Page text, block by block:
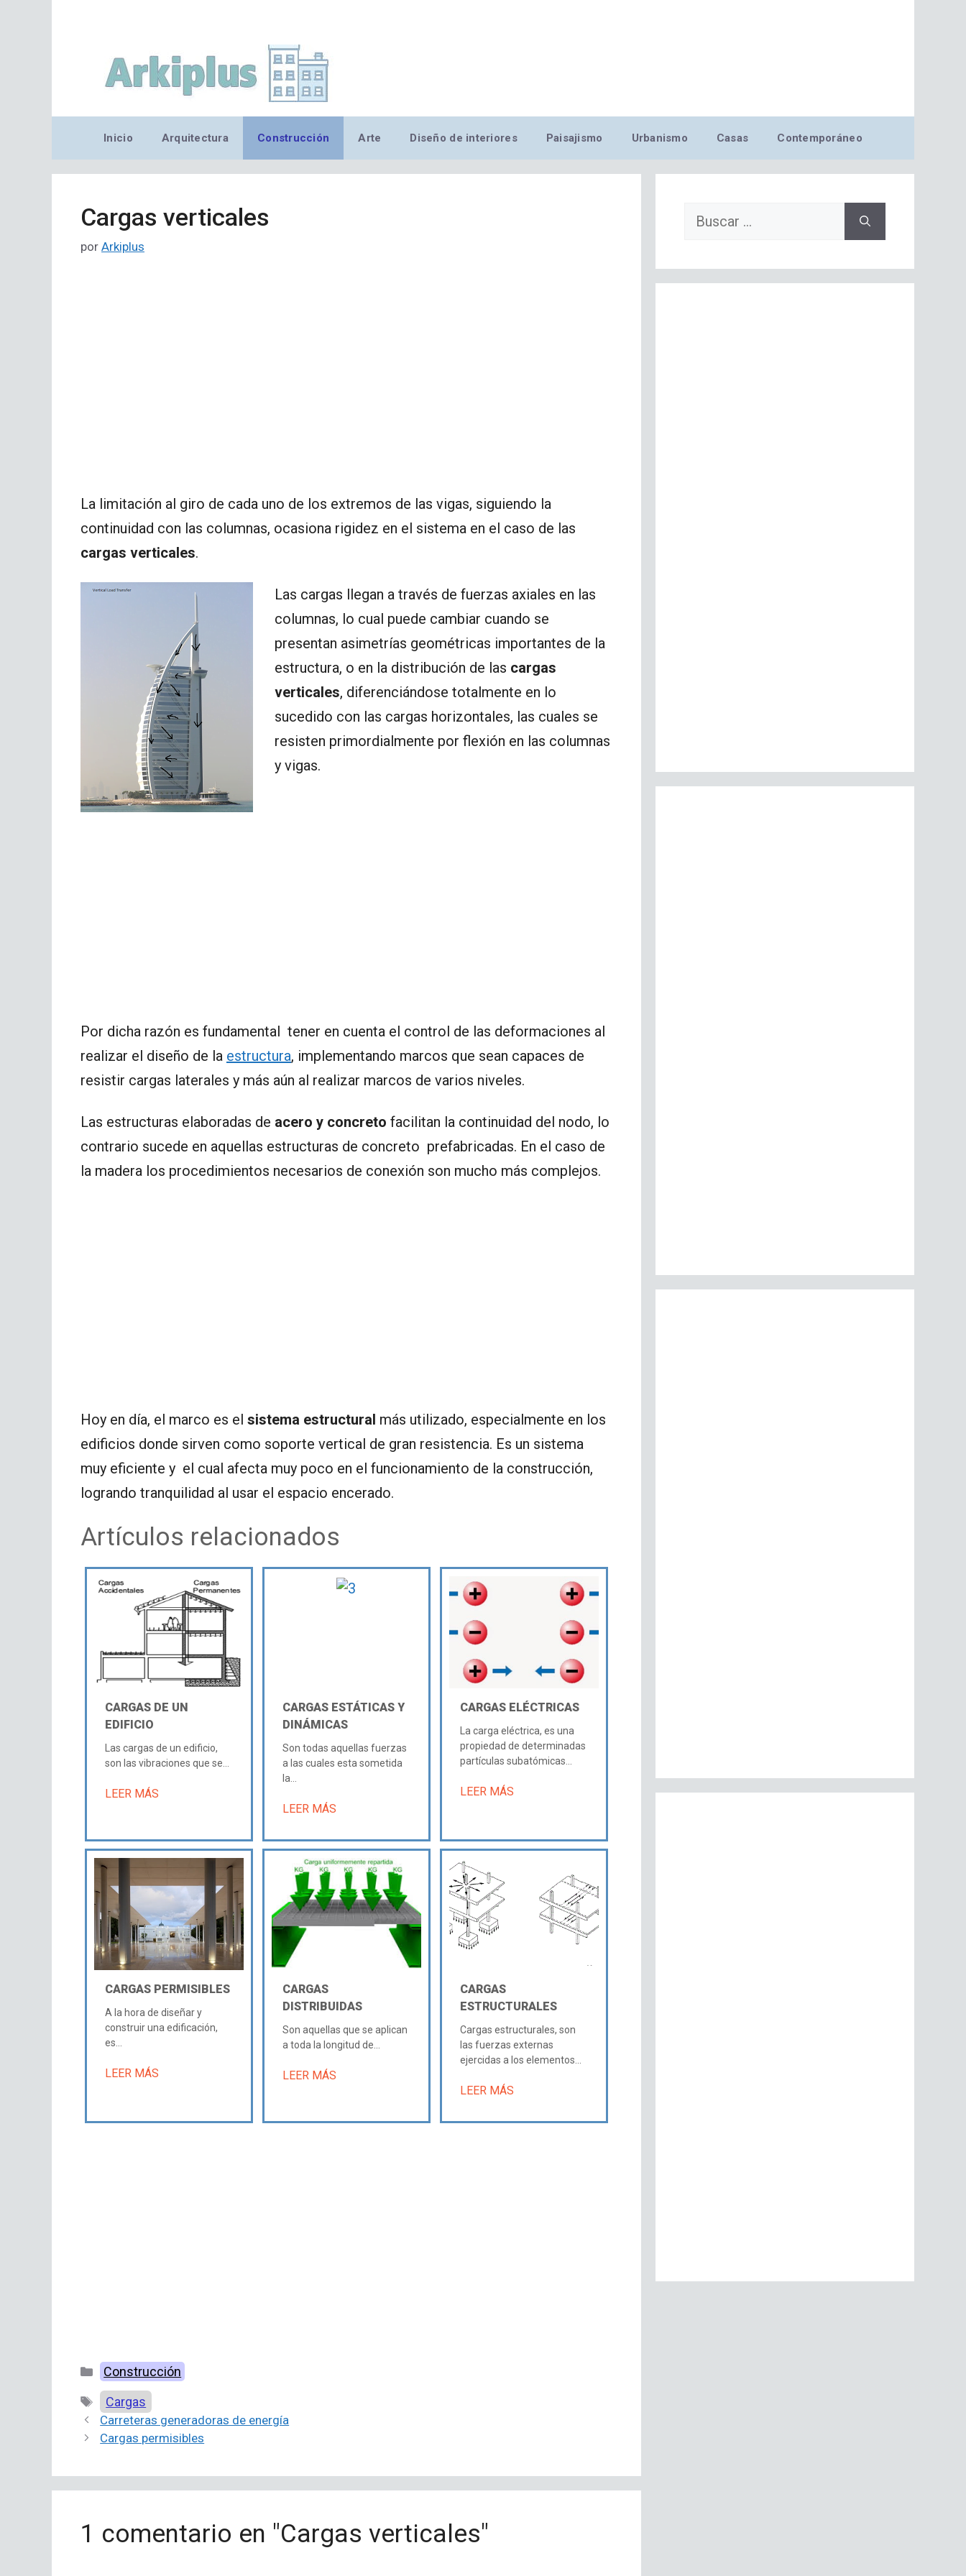
Inicio Arquitectura Construcción Arte Diseño de interiores Paisajismo Urbanismo Casas Contemporáneo
Cargas verticales
por Arkiplus
La limitación al giro de cada uno de los extremos de las vigas, siguiendo la
continuidad con las columnas, ocasiona rigidez en el sistema en el caso de las
cargas verticales.
Las cargas llegan a través de fuerzas axiales en las
columnas, lo cual puede cambiar cuando se
presentan asimetrías geométricas importantes de la
estructura, o en la distribución de las cargas
verticales, diferenciándose totalmente en lo
sucedido con las cargas horizontales, las cuales se
resisten primordialmente por flexión en las columnas
y vigas.
Por dicha razón es fundamental tener en cuenta el control de las deformaciones al
realizar el diseño de la estructura, implementando marcos que sean capaces de
resistir cargas laterales y más aún al realizar marcos de varios niveles.
Las estructuras elaboradas de acero y concreto facilitan la continuidad del nodo, lo
contrario sucede en aquellas estructuras de concreto prefabricadas. En el caso de
la madera los procedimientos necesarios de conexión son mucho más complejos.
Hoy en día, el marco es el sistema estructural más utilizado, especialmente en los
edificios donde sirven como soporte vertical de gran resistencia. Es un sistema
muy eficiente y el cual afecta muy poco en el funcionamiento de la construcción,
logrando tranquilidad al usar el espacio encerado.
Artículos relacionados
CARGAS DE UN
EDIFICIO
Las cargas de un edificio,
son las vibraciones que se...
LEER MÁS
CARGAS ESTÁTICAS Y
DINÁMICAS
Son todas aquellas fuerzas
a las cuales esta sometida
la...
LEER MÁS
CARGAS ELÉCTRICAS
La carga eléctrica, es una
propiedad de determinadas
partículas subatómicas...
LEER MÁS
CARGAS PERMISIBLES
A la hora de diseñar y
construir una edificación,
es...
LEER MÁS
CARGAS
DISTRIBUIDAS
Son aquellas que se aplican
a toda la longitud de...
LEER MÁS
CARGAS
ESTRUCTURALES
Cargas estructurales, son
las fuerzas externas
ejercidas a los elementos...
LEER MÁS
Categorías
Construcción
Etiquetas
Cargas
Carreteras generadoras de energía
Cargas permisibles
1 comentario en "Cargas verticales"
Buscar: